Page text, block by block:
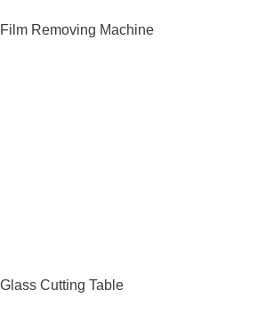
Film Removing Machine
Glass Cutting Table